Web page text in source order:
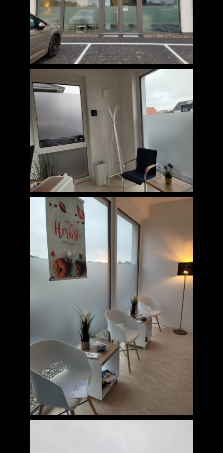
News
Kontakt